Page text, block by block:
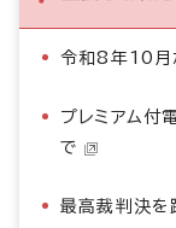
令和8年10月
プレミアム付
で
最高裁判決を